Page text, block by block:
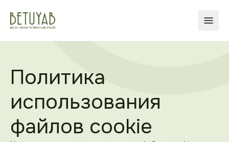
Политика
использования
файлов cookie